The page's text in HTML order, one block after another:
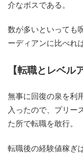
介なボスである。
数が多いといっても
ーディアンに比べれ
【転職とレベル
無事に回復の泉を利
入ったので、プリー
た所で転職を敢行。
転職後の経験値稼ぎ